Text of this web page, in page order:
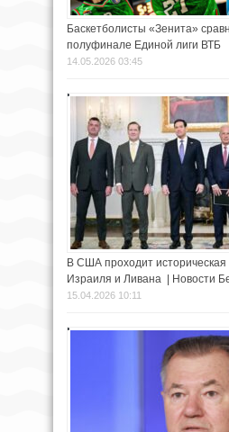
Баскетболисты «Зенита»
полуфинале Единой лиги ВТБ
14.05.2026 03:45
В США проходит историческая
Израиля и Ливана | Новости
15.04.2026 10:11